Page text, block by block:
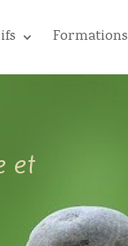
Formations
et